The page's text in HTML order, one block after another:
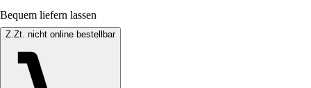
Bequem liefern lassen
Z.Zt. nicht online bestellbar